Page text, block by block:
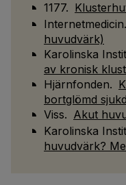
1177.
Internetmedicin.
huvudvärk)
Karolinska
av kronisk
Hjärnfonden.
bortglömd
Viss. Akut
Karolinska
huvudvärk?